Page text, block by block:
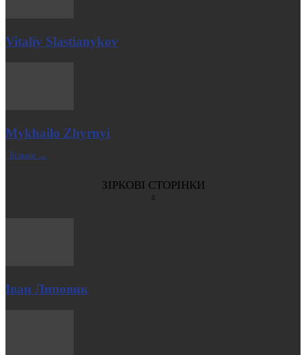
Vitaliy Slastianykov
Mykhailo Zhyrnyi
| Більше →
ЗІРКОВІ СТОРІНКИ
Іван Липовик